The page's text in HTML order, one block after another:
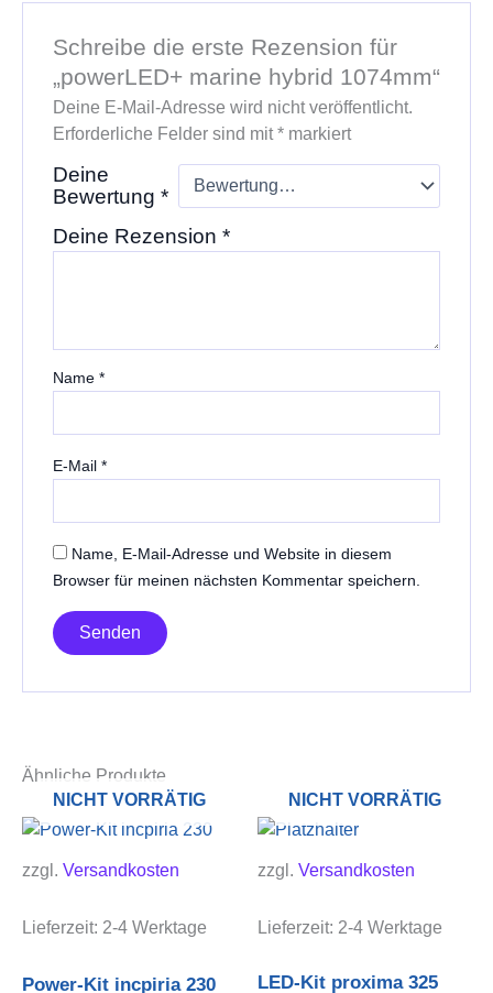
Schreibe die erste Rezension für
„powerLED+ marine hybrid 1074mm“
Deine E-Mail-Adresse wird nicht veröffentlicht.
Erforderliche Felder sind mit*markiert
Deine
Bewertung *
Deine Rezension *
Name *
E-Mail *
Name, E-Mail-Adresse und Website in diesem
Browser für meinen nächsten Kommentar speichern.
Ähnliche Produkte
NICHT VORRÄTIG
zzgl. Versandkosten
Lieferzeit: 2-4 Werktage
Power-Kit incpiria 230
NICHT VORRÄTIG
zzgl. Versandkosten
Lieferzeit: 2-4 Werktage
LED-Kit proxima 325